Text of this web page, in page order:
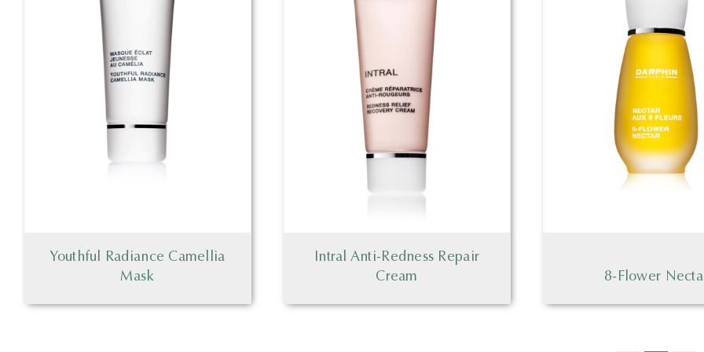
Youthful Radiance Camellia
Mask
Intral Anti-Redness Repair
Cream
8-Flower